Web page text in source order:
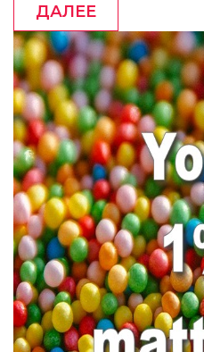
ДАЛЕЕ